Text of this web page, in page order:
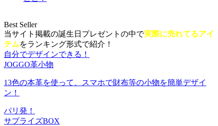
Best Seller
当サイト掲載の誕生日プレゼントの中で実際に売れてるアイ
テムをランキング形式で紹介！
自分でデザインできる！
JOGGO革小物
13色の本革を使って、スマホで財布等の小物を簡単デザイ
ン！
パリ発！
サプライズBOX